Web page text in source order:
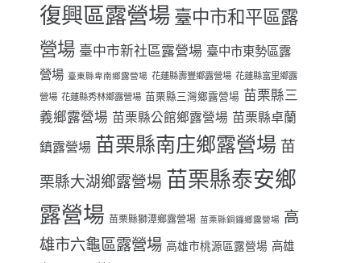
復興區露營場 臺中市和平區露
營場 臺中市新社區露營場 臺中市東勢區露
營場 臺東縣卑南鄉露營場 花蓮縣壽豐鄉露營場 花蓮縣富里鄉露
營場 花蓮縣秀林鄉露營場 苗栗縣三灣鄉露營場 苗栗縣三
義鄉露營場 苗栗縣公館鄉露營場 苗栗縣卓蘭
鎮露營場 苗栗縣南庄鄉露營場 苗
栗縣大湖鄉露營場 苗栗縣泰安鄉
露營場 苗栗縣獅潭鄉露營場 苗栗縣銅鑼鄉露營場 高
雄市六龜區露營場 高雄市桃源區露營場 高雄